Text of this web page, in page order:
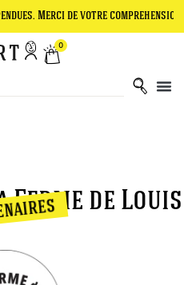
de votre compréhension.
0
de Louis